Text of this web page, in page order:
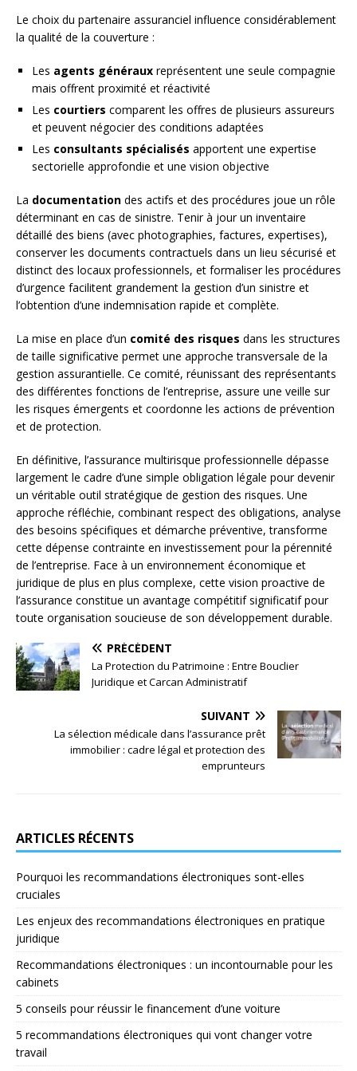
Le choix du partenaire assuranciel influence considérablement
la qualité de la couverture :
Les agents généraux représentent une seule compagnie
mais offrent proximité et réactivité
Les courtiers comparent les offres de plusieurs assureurs
et peuvent négocier des conditions adaptées
Les consultants spécialisés apportent une expertise
sectorielle approfondie et une vision objective
La documentation des actifs et des procédures joue un rôle
déterminant en cas de sinistre. Tenir à jour un inventaire
détaillé des biens (avec photographies, factures, expertises),
conserver les documents contractuels dans un lieu sécurisé et
distinct des locaux professionnels, et formaliser les procédures
d’urgence facilitent grandement la gestion d’un sinistre et
l’obtention d’une indemnisation rapide et complète.
La mise en place d’un comité des risques dans les structures
de taille significative permet une approche transversale de la
gestion assurantielle. Ce comité, réunissant des représentants
des différentes fonctions de l’entreprise, assure une veille sur
les risques émergents et coordonne les actions de prévention
et de protection.
En définitive, l’assurance multirisque professionnelle dépasse
largement le cadre d’une simple obligation légale pour devenir
un véritable outil stratégique de gestion des risques. Une
approche réfléchie, combinant respect des obligations, analyse
des besoins spécifiques et démarche préventive, transforme
cette dépense contrainte en investissement pour la pérennité
de l’entreprise. Face à un environnement économique et
juridique de plus en plus complexe, cette vision proactive de
l’assurance constitue un avantage compétitif significatif pour
toute organisation soucieuse de son développement durable.
PRÉCÉDENT
La Protection du Patrimoine : Entre Bouclier
Juridique et Carcan Administratif
SUIVANT
La sélection médicale dans l’assurance prêt
immobilier : cadre légal et protection des
emprunteurs
ARTICLES RÉCENTS
Pourquoi les recommandations électroniques sont-elles
cruciales
Les enjeux des recommandations électroniques en pratique
juridique
Recommandations électroniques : un incontournable pour les
cabinets
5 conseils pour réussir le financement d’une voiture
5 recommandations électroniques qui vont changer votre
travail